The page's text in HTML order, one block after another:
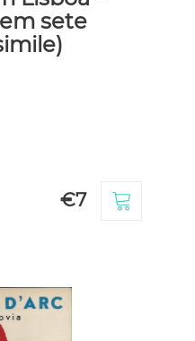
sete
€7